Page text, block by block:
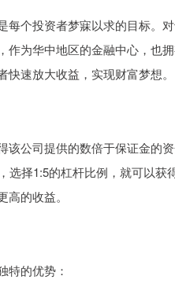
个投资者梦寐以求的目标。
为华中地区的金融中心，也
速放大收益，实现财富梦想。
公司提供的数倍于保证金的资
择1:5的杠杆比例，就可以获
的收益。
特的优势：